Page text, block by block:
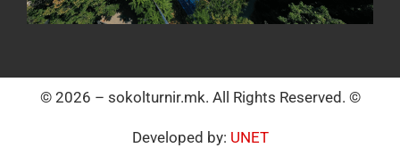
© 2026 – sokolturnir.mk. All Rights Reserved. ©
Developed by: UNET